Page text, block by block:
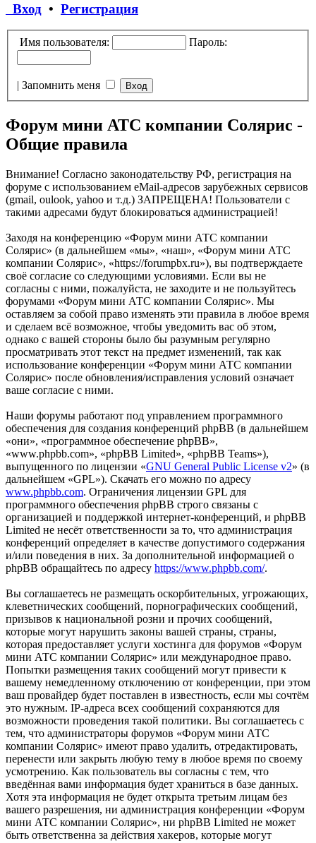
Вход • Регистрация
Имя пользователя: Пароль:
| Запомнить меня
Форум мини АТС компании Солярис -
Общие правила
Внимание! Согласно законодательству РФ, регистрация на
форуме с использованием eMail-адресов зарубежных сервисов
(gmail, oulook, yahoo и т.д.) ЗАПРЕЩЕНА! Пользователи с
такими адресами будут блокироваться администрацией!
Заходя на конференцию «Форум мини АТС компании
Солярис» (в дальнейшем «мы», «наш», «Форум мини АТС
компании Солярис», «https://forumpbx.ru»), вы подтверждаете
своё согласие со следующими условиями. Если вы не
согласны с ними, пожалуйста, не заходите и не пользуйтесь
форумами «Форум мини АТС компании Солярис». Мы
оставляем за собой право изменять эти правила в любое время
и сделаем всё возможное, чтобы уведомить вас об этом,
однако с вашей стороны было бы разумным регулярно
просматривать этот текст на предмет изменений, так как
использование конференции «Форум мини АТС компании
Солярис» после обновления/исправления условий означает
ваше согласие с ними.
Наши форумы работают под управлением программного
обеспечения для создания конференций phpBB (в дальнейшем
«они», «программное обеспечение phpBB»,
«www.phpbb.com», «phpBB Limited», «phpBB Teams»),
выпущенного по лицензии «GNU General Public License v2» (в
дальнейшем «GPL»). Скачать его можно по адресу
www.phpbb.com. Ограничения лицензии GPL для
программного обеспечения phpBB строго связаны с
организацией и поддержкой интернет-конференций, и phpBB
Limited не несёт ответственности за то, что администрация
конференций определяет в качестве допустимого содержания
и/или поведения в них. За дополнительной информацией о
phpBB обращайтесь по адресу https://www.phpbb.com/.
Вы соглашаетесь не размещать оскорбительных, угрожающих,
клеветнических сообщений, порнографических сообщений,
призывов к национальной розни и прочих сообщений,
которые могут нарушить законы вашей страны, страны,
которая предоставляет услуги хостинга для форумов «Форум
мини АТС компании Солярис» или международное право.
Попытки размещения таких сообщений могут привести к
вашему немедленному отключению от конференции, при этом
ваш провайдер будет поставлен в известность, если мы сочтём
это нужным. IP-адреса всех сообщений сохраняются для
возможности проведения такой политики. Вы соглашаетесь с
тем, что администраторы форумов «Форум мини АТС
компании Солярис» имеют право удалить, отредактировать,
перенести или закрыть любую тему в любое время по своему
усмотрению. Как пользователь вы согласны с тем, что
введённая вами информация будет храниться в базе данных.
Хотя эта информация не будет открыта третьим лицам без
вашего разрешения, ни администрация конференции «Форум
мини АТС компании Солярис», ни phpBB Limited не может
быть ответственна за действия хакеров, которые могут